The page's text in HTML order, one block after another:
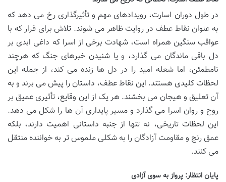
در طول دوران اسارت، رویدادهای مهم و تأثیرگذاری رخ می دهد که
به عنوان نقاط عطف در روایت ظاهر می شوند. تلاش برای فرار که با
عواقب سنگین همراه است، شهادت برخی از اسرا که داغی ابدی بر
دل باقی ماندگان می گذارد، و یا شنیدن خبرهای جنگ که هرچند
نامطمئن، اما شعله امید را در دل ها زنده می کند، از جمله این
لحظات کلیدی هستند. این نقاط عطف، داستان را پیش می برند و به
آن تعلیق و هیجان می بخشند. هر یک از این وقایع، تأثیری عمیق بر
روح و روان اسرا می گذارد و مسیر پایداری آن ها را شکل می دهد.
این لحظات تاریخی، نه تنها از جنبه داستانی اهمیت دارند، بلکه
عمق رنج و مقاومت آزادگان را به شکلی ملموس تر به خواننده منتقل
می کنند.
پایان انتظار: پرواز به سوی آزادی